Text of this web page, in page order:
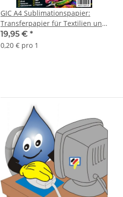
GIC A4 Sublimationspapier:
Transferpapier für Textilien und
Feststoffe - 100 Blatt Packung -
Optimal auf die Marke GIC
19,95 € *
0,20 € pro 1